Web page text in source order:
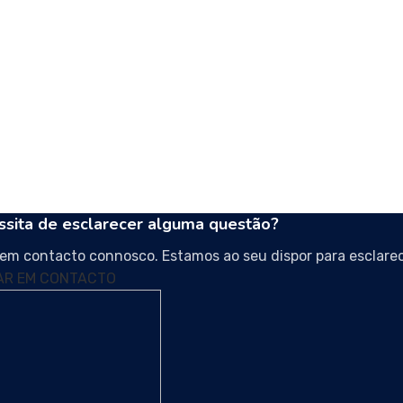
de esclarecer alguma questão?
contacto connosco. Estamos ao seu dispor para
EM CONTACTO